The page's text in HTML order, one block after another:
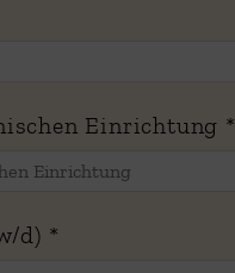
Einrichtung *
d) *